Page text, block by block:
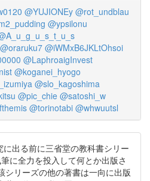
@YUJIONEy @rot_undblau
@ypsilonu
@oraruku7 @iWMxB6JKLtOhsoi
@LaphroaigInvest
@koganei_hyogo
@slo_kagoshima
@pic_chie @satoshi_w
@torinotabi @whwuutsl
出る前に三省堂の教科書シリー
に全力を投入して何とか出版さ
シリーズの他の著書は一向に出版